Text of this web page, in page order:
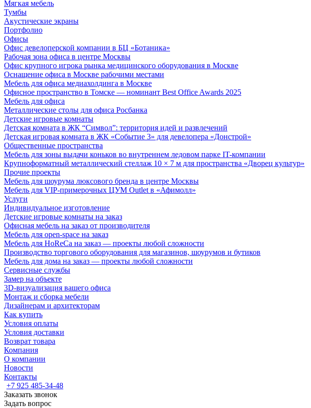
Мягкая мебель
Тумбы
Акустические экраны
Портфолио
Офисы
Офис девелоперской компании в БЦ «Ботаника»
Рабочая зона офиса в центре Москвы
Офис крупного игрока рынка медицинского оборудования в Москве
Оснащение офиса в Москве рабочими местами
Мебель для офиса медиахолдинга в Москве
Офисное пространство в Томске — номинант Best Office Awards 2025
Мебель для офиса
Металлические столы для офиса Росбанка
Детские игровые комнаты
Детская комната в ЖК “Символ”: территория идей и развлечений
Детская игровая комната в ЖК «Событие 3» для девелопера «Донстрой»
Общественные пространства
Мебель для зоны выдачи коньков во внутреннем ледовом парке IT-компании
Крупноформатный металлический стеллаж 10 × 7 м для пространства «Дворец культур»
Прочие проекты
Мебель для шоурума люксового бренда в центре Москвы
Мебель для VIP-примерочных ЦУМ Outlet в «Афимолл»
Услуги
Индивидуальное изготовление
Детские игровые комнаты на заказ
Офисная мебель на заказ от производителя
Мебель для open-space на заказ
Мебель для HoReCa на заказ — проекты любой сложности
Производство торгового оборудования для магазинов, шоурумов и бутиков
Мебель для дома на заказ — проекты любой сложности
Сервисные службы
Замер на объекте
3D-визуализация вашего офиса
Монтаж и сборка мебели
Дизайнерам и архитекторам
Как купить
Условия оплаты
Условия доставки
Возврат товара
Компания
О компании
Новости
Контакты
+7 925 485-34-48
Заказать звонок
Задать вопрос